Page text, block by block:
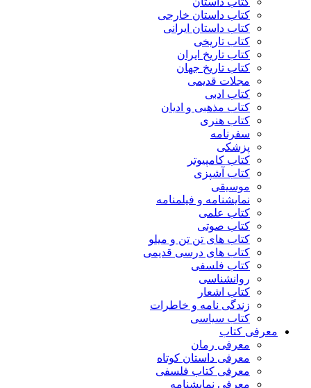
کتاب داستان خارجی
کتاب داستان ایرانی
کتاب تاریخی
کتاب تاریخ ایران
کتاب تاریخ جهان
مجلات قدیمی
کتاب ادبی
کتاب مذهبی و ادیان
کتاب هنری
سفرنامه
پزشکی
کتاب کامپیوتر
کتاب آشپزی
موسیقی
نمایشنامه و فیلمنامه
کتاب علمی
کتاب صوتی
کتاب های تن تن و میلو
کتاب های درسی قدیمی
کتاب فلسفی
روانشناسی
کتاب اشعار
زندگی نامه و خاطرات
کتاب سیاسی
معرفی کتاب
معرفی رمان
معرفی داستان کوتاه
معرفی کتاب فلسفی
معرفی نمایشنامه